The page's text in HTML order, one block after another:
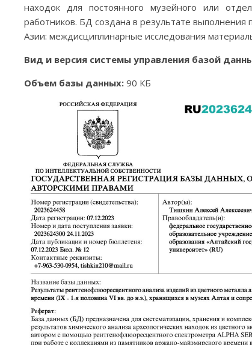
находок для постоянного музейного или
работников. БД создана в результате
Азии: междисциплинарные исследования
Вид и версия системы управления базой
Объем базы данных: 90 КБ